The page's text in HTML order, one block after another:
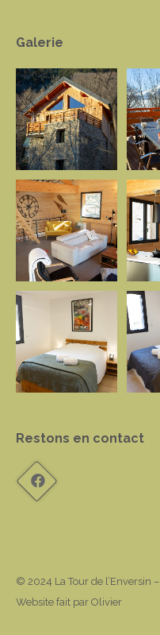
Galerie
Restons en contact
© 2024 La Tour de l’Enversin –
Website fait par Olivier